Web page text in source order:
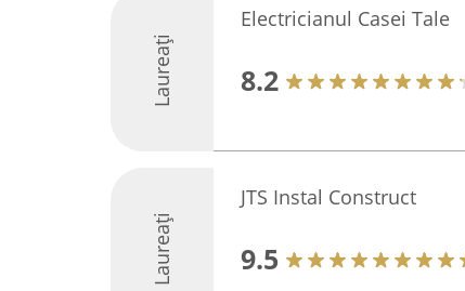
Laureați
Electricianul Casei Tale
8.2
Laureați
JTS Instal Construct
9.5